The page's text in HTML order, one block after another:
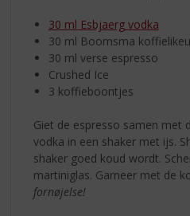
30 ml Esbjaerg vodka
30 ml Boomsma
30 ml verse espresso
Crushed Ice
3 koffieboontjes
Giet de espresso samen met
vodka in een shaker met ijs.
shaker goed koud wordt.
martiniglas. Garneer met de
fornøjelse!